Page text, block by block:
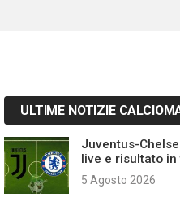
ULTIME NOTIZIE
Juventus-
live e risultato
5 Agosto 2026